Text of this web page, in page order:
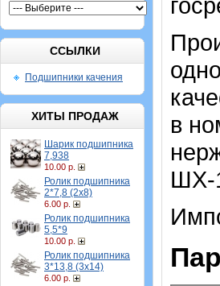
ССЫЛКИ
Подшипники качения
ХИТЫ ПРОДАЖ
Шарик подшипника
7,938
10.00 р.
Ролик подшипника
2*7,8 (2х8)
6.00 р.
Ролик подшипника
5,5*9
10.00 р.
Ролик подшипника
3*13,8 (3х14)
6.00 р.
в
ШХ-